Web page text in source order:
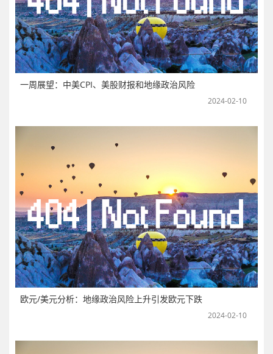
一周展望：中美CPI、美股财报和地缘政治风险
2024-02-10
欧元/美元分析：地缘政治风险上升引发欧元下跌
2024-02-10